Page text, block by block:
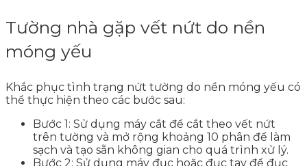
Tường nhà gặp vết nứt do nền
móng yếu
Khắc phục tình trạng nứt tường do nền móng yếu có
thể thực hiện theo các bước sau:
Bước 1: Sử dụng máy cắt để cắt theo vết nứt
trên tường và mở rộng khoảng 10 phân để làm
sạch và tạo sẵn không gian cho quá trình xử lý.
Bước 2: Sử dụng máy đục hoặc đục tay để đục